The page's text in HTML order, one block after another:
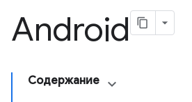
Android
Содержание